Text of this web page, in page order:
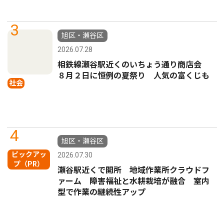
3
社会
旭区・瀬谷区
2026.07.28
相鉄線瀬谷駅近くのいちょう通り商店会
８月２日に恒例の夏祭り 人気の富くじも
4
ピックアッ
プ（PR）
旭区・瀬谷区
2026.07.30
瀬谷駅近くで開所 地域作業所クラウドフ
ァーム 障害福祉と水耕栽培が融合 室内
型で作業の継続性アップ